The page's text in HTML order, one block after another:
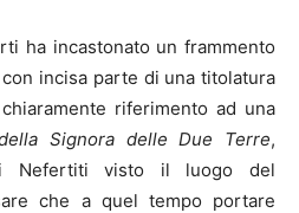
ha incastonato un frammento
incisa parte di una titolatura
riferimento ad una
Signora delle Due Terre,
Nefertiti visto il luogo del
che a quel tempo portare